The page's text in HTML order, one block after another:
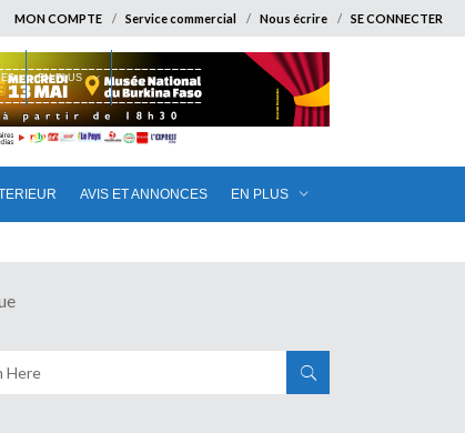
MON COMPTE Service commercial Nous écrire SE CONNECTER
AVIS ET ANNONCES EN PLUS
EN PLUS